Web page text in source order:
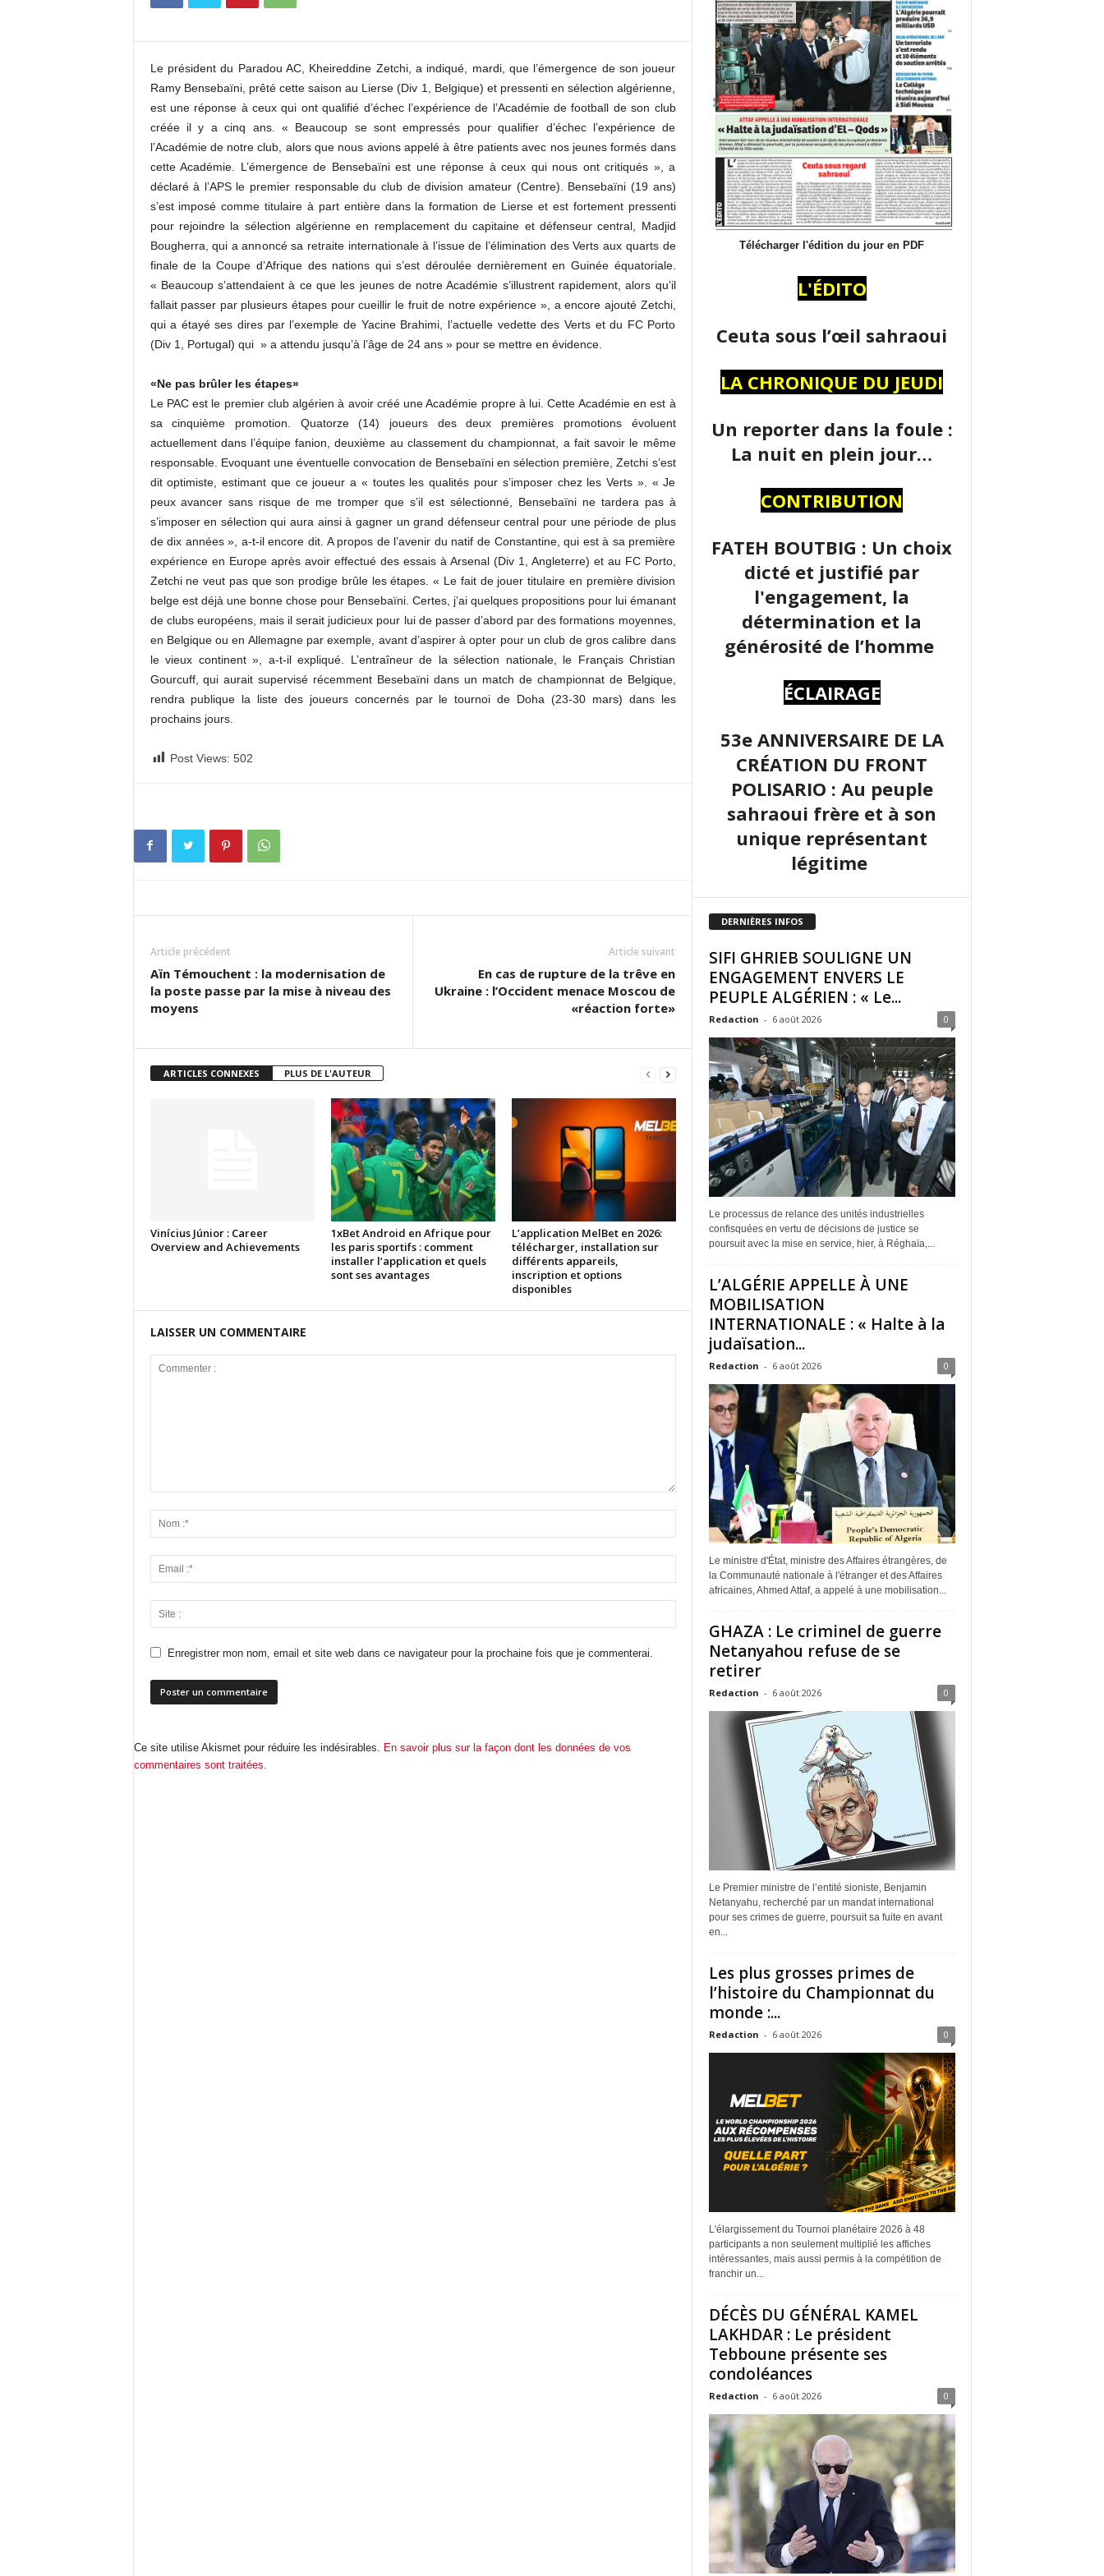
Le président du Paradou AC, Kheireddine Zetchi, a indiqué, mardi, que l’émergence de son joueur
Ramy Bensebaïni, prêté cette saison au Lierse (Div 1, Belgique) et pressenti en sélection algérienne,
est une réponse à ceux qui ont qualifié d’échec l’expérience de l’Académie de football de son club
créée il y a cinq ans. « Beaucoup se sont empressés pour qualifier d’échec l’expérience de
l’Académie de notre club, alors que nous avions appelé à être patients avec nos jeunes formés dans
cette Académie. L’émergence de Bensebaïni est une réponse à ceux qui nous ont critiqués », a
déclaré à l’APS le premier responsable du club de division amateur (Centre). Bensebaïni (19 ans)
s’est imposé comme titulaire à part entière dans la formation de Lierse et est fortement pressenti
pour rejoindre la sélection algérienne en remplacement du capitaine et défenseur central, Madjid
Bougherra, qui a annoncé sa retraite internationale à l’issue de l’élimination des Verts aux quarts de
finale de la Coupe d’Afrique des nations qui s’est déroulée dernièrement en Guinée équatoriale.
« Beaucoup s’attendaient à ce que les jeunes de notre Académie s’illustrent rapidement, alors qu’il
fallait passer par plusieurs étapes pour cueillir le fruit de notre expérience », a encore ajouté Zetchi,
qui a étayé ses dires par l’exemple de Yacine Brahimi, l’actuelle vedette des Verts et du FC Porto
(Div 1, Portugal) qui » a attendu jusqu’à l’âge de 24 ans » pour se mettre en évidence.
«Ne pas brûler les étapes»
Le PAC est le premier club algérien à avoir créé une Académie propre à lui. Cette Académie en est à
sa cinquième promotion. Quatorze (14) joueurs des deux premières promotions évoluent
actuellement dans l’équipe fanion, deuxième au classement du championnat, a fait savoir le même
responsable. Evoquant une éventuelle convocation de Bensebaïni en sélection première, Zetchi s’est
dit optimiste, estimant que ce joueur a « toutes les qualités pour s’imposer chez les Verts ». « Je
peux avancer sans risque de me tromper que s’il est sélectionné, Bensebaïni ne tardera pas à
s’imposer en sélection qui aura ainsi à gagner un grand défenseur central pour une période de plus
de dix années », a-t-il encore dit. A propos de l’avenir du natif de Constantine, qui est à sa première
expérience en Europe après avoir effectué des essais à Arsenal (Div 1, Angleterre) et au FC Porto,
Zetchi ne veut pas que son prodige brûle les étapes. « Le fait de jouer titulaire en première division
belge est déjà une bonne chose pour Bensebaïni. Certes, j’ai quelques propositions pour lui émanant
de clubs européens, mais il serait judicieux pour lui de passer d’abord par des formations moyennes,
en Belgique ou en Allemagne par exemple, avant d’aspirer à opter pour un club de gros calibre dans
le vieux continent », a-t-il expliqué. L’entraîneur de la sélection nationale, le Français Christian
Gourcuff, qui aurait supervisé récemment Besebaïni dans un match de championnat de Belgique,
rendra publique la liste des joueurs concernés par le tournoi de Doha (23-30 mars) dans les
prochains jours.
Post Views: 502
Article précédent
Aïn Témouchent : la modernisation de
la poste passe par la mise à niveau des
moyens
Article suivant
En cas de rupture de la trêve en
Ukraine : l’Occident menace Moscou de
«réaction forte»
ARTICLES CONNEXES PLUS DE L'AUTEUR
Vinícius Júnior : Career
Overview and Achievements
1xBet Android en Afrique pour
les paris sportifs : comment
installer l’application et quels
sont ses avantages
L’application MelBet en 2026:
télécharger, installation sur
différents appareils,
inscription et options
disponibles
LAISSER UN COMMENTAIRE
Enregistrer mon nom, email et site web dans ce navigateur pour la prochaine fois que je commenterai.
Ce site utilise Akismet pour réduire les indésirables. En savoir plus sur la façon dont les données de vos
commentaires sont traitées.
Télécharger l'édition du jour en PDF
L'ÉDITO
Ceuta sous l’œil sahraoui
LA CHRONIQUE DU JEUDI
Un reporter dans la foule :
La nuit en plein jour…
CONTRIBUTION
FATEH BOUTBIG : Un choix
dicté et justifié par
l'engagement, la
détermination et la
générosité de l’homme
ÉCLAIRAGE
53e ANNIVERSAIRE DE LA
CRÉATION DU FRONT
POLISARIO : Au peuple
sahraoui frère et à son
unique représentant
légitime
DERNIÈRES INFOS
SIFI GHRIEB SOULIGNE UN
ENGAGEMENT ENVERS LE
PEUPLE ALGÉRIEN : « Le...
Redaction - 6 août 2026 0
Le processus de relance des unités industrielles
confisquées en vertu de décisions de justice se
poursuit avec la mise en service, hier, à Réghaïa,...
L’ALGÉRIE APPELLE À UNE
MOBILISATION
INTERNATIONALE : « Halte à la
judaïsation...
Redaction - 6 août 2026 0
Le ministre d'État, ministre des Affaires étrangères, de
la Communauté nationale à l'étranger et des Affaires
africaines, Ahmed Attaf, a appelé à une mobilisation...
GHAZA : Le criminel de guerre
Netanyahou refuse de se
retirer
Redaction - 6 août 2026 0
Le Premier ministre de l’entité sioniste, Benjamin
Netanyahu, recherché par un mandat international
pour ses crimes de guerre, poursuit sa fuite en avant
en...
Les plus grosses primes de
l’histoire du Championnat du
monde :...
Redaction - 6 août 2026 0
L'élargissement du Tournoi planétaire 2026 à 48
participants a non seulement multiplié les affiches
intéressantes, mais aussi permis à la compétition de
franchir un...
DÉCÈS DU GÉNÉRAL KAMEL
LAKHDAR : Le président
Tebboune présente ses
condoléances
Redaction - 6 août 2026 0